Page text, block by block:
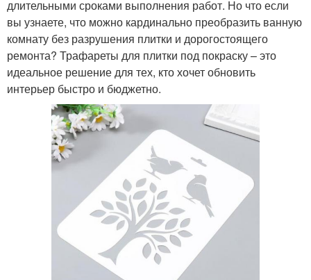
длительными сроками выполнения работ. Но что если
вы узнаете, что можно кардинально преобразить ванную
комнату без разрушения плитки и дорогостоящего
ремонта? Трафареты для плитки под покраску – это
идеальное решение для тех, кто хочет обновить
интерьер быстро и бюджетно.